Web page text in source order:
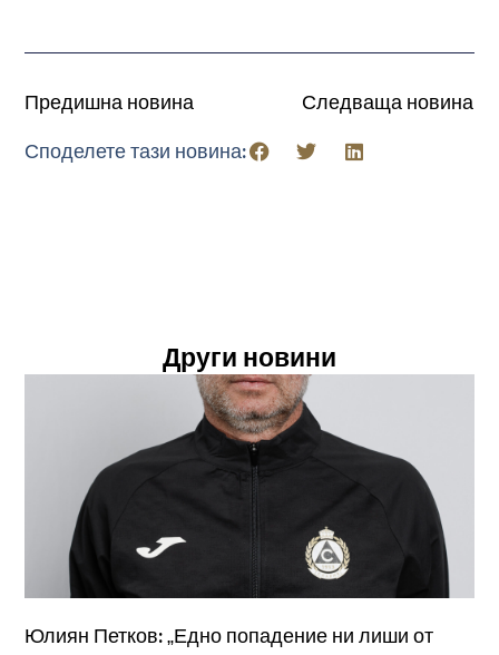
Предишна новина Следваща новина
Споделете тази новина:
Други новини
Юлиян Петков: „Едно попадение ни лиши от